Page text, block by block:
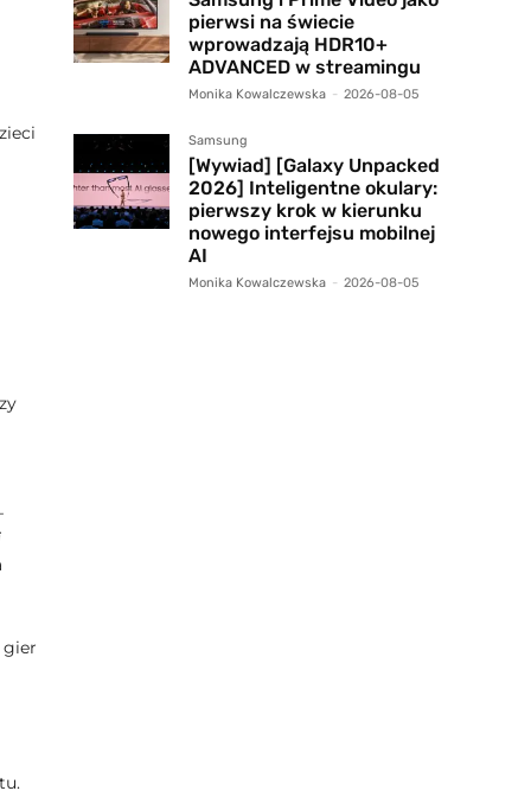
gier
pierwsi na świecie
wprowadzają HDR10+
ADVANCED w streamingu
Monika Kowalczewska - 2026-08-05
Samsung
[Wywiad] [Galaxy Unpacked
2026] Inteligentne okulary:
pierwszy krok w kierunku
nowego interfejsu mobilnej
AI
Monika Kowalczewska - 2026-08-05